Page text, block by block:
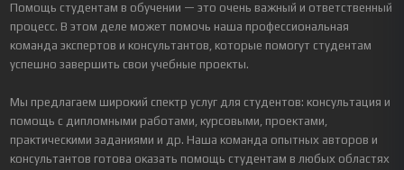
Помощь студентам в обучении — это очень важный и ответственный
процесс. В этом деле может помочь наша профессиональная
команда экспертов и консультантов, которые помогут студентам
успешно завершить свои учебные проекты.
Мы предлагаем широкий спектр услуг для студентов: консультация и
помощь с дипломными работами, курсовыми, проектами,
практическими заданиями и др. Наша команда опытных авторов и
консультантов готова оказать помощь студентам в любых областях